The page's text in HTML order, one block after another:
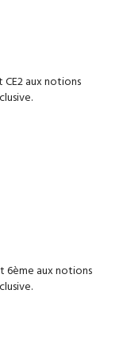
CE2 aux notions
6ème aux notions